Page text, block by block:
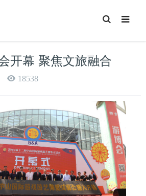
T
o
g
e
S
e
开幕 聚焦文旅融合
18538